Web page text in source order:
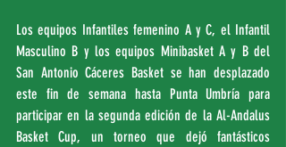
Los equipos Infantiles femenino A y C, el Infantil
Masculino B y los equipos Minibasket A y B del
San Antonio Cáceres Basket se han desplazado
este fin de semana hasta Punta Umbría para
participar en la segunda edición de la Al-Andalus
Basket Cup, un torneo que dejó fantásticos